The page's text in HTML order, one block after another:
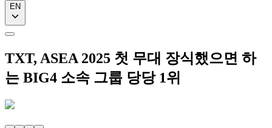
EN
TXT, ASEA 2025 첫 무대 장식했으면 하
는 BIG4 소속 그룹 당당 1위